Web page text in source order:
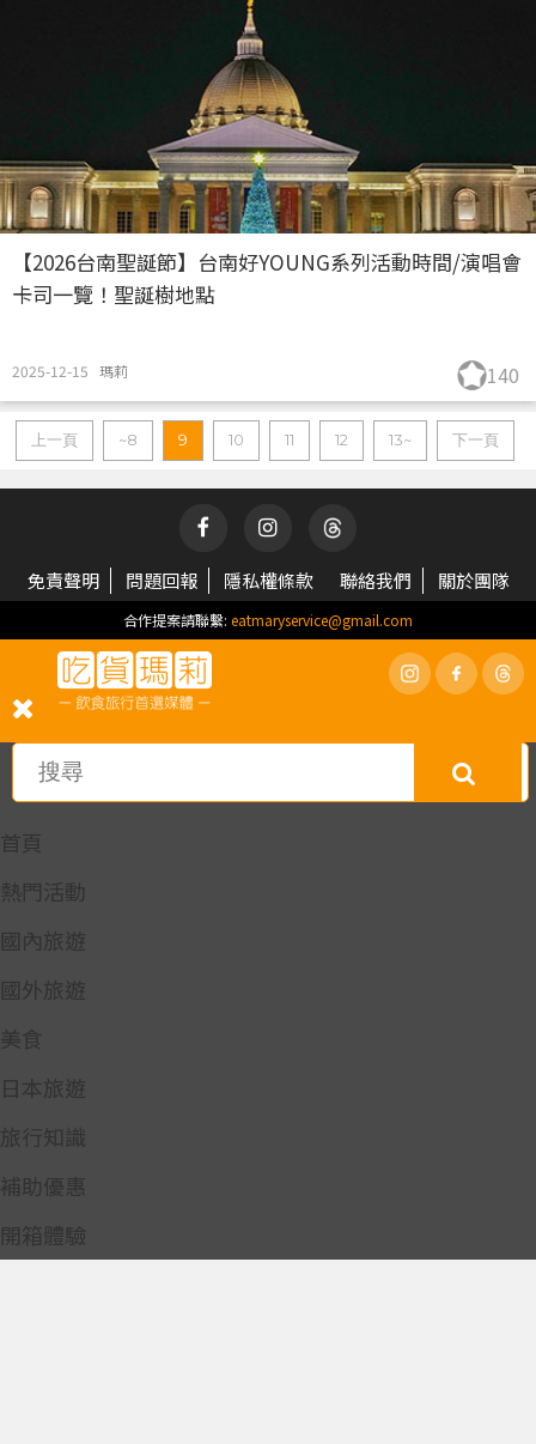
【2026台南聖誕節】台南好YOUNG系列活動時間/演唱會
卡司一覽！聖誕樹地點
2025-12-15 瑪莉 140
上一頁 ~8 9 10 11 12 13~ 下一頁
免責聲明 問題回報 隱私權條款 聯絡我們 關於團隊
合作提案請聯繫: eatmaryservice@gmail.com
首頁
熱門活動
國內旅遊
國外旅遊
美食
日本旅遊
旅行知識
補助優惠
開箱體驗